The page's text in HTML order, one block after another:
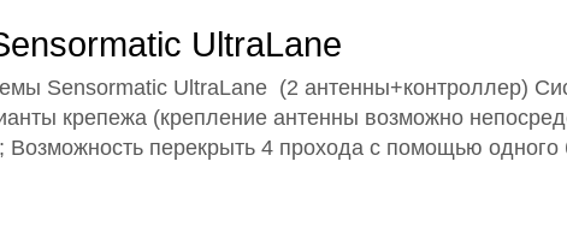
UltraLane
Sensormatic UltraLane (2 антенны+контроллер)
крепежа (крепление антенны возможно
Возможность перекрыть 4 прохода с помощью одного